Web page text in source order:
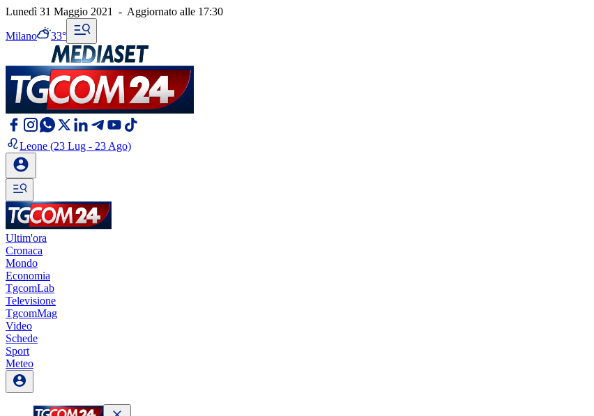
Lunedì 31 Maggio 2021 - Aggiornato alle 17:30
Milano 33°
Leone (23 Lug - 23 Ago)
Ultim'ora
Cronaca
Mondo
Economia
TgcomLab
Televisione
TgcomMag
Video
Schede
Sport
Meteo